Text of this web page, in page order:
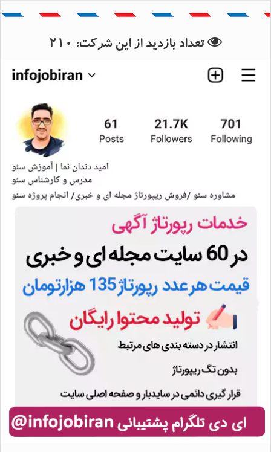
بانک اطلاعات استان مرکزی
بانک اطلاعات شهرستان اراک
تعداد بازدید از این شرکت: 210